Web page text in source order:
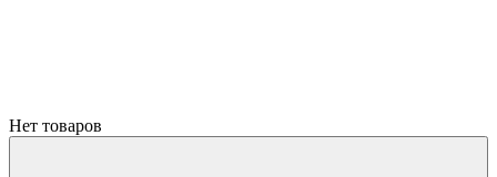
Нет товаров